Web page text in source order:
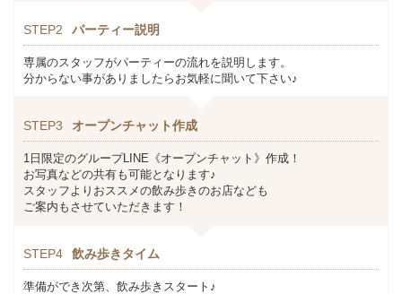
STEP2 パーティー説明
専属のスタッフがパーティーの流れを説明します。
分からない事がありましたらお気軽に聞いて下さい♪
STEP3 オープンチャット作成
1日限定のグループLINE《オープンチャット》作成！
お写真などの共有も可能となります♪
スタッフよりおススメの飲み歩きのお店なども
ご案内もさせていただきます！
STEP4 飲み歩きタイム
準備ができ次第、飲み歩きスタート♪